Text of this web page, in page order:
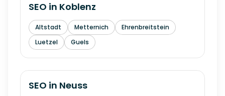
SEO in Koblenz
Altstadt Metternich
Ehrenbreitstein
Luetzel
Guels
SEO in Neuss